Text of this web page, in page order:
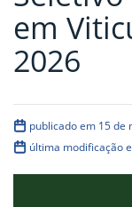
em
2026
publicado em 15 de
última modificação